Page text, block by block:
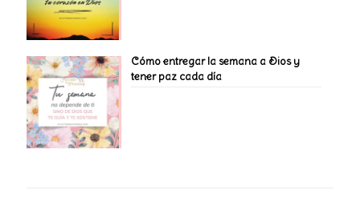
Cómo entregar la semana a Dios y
tener paz cada día